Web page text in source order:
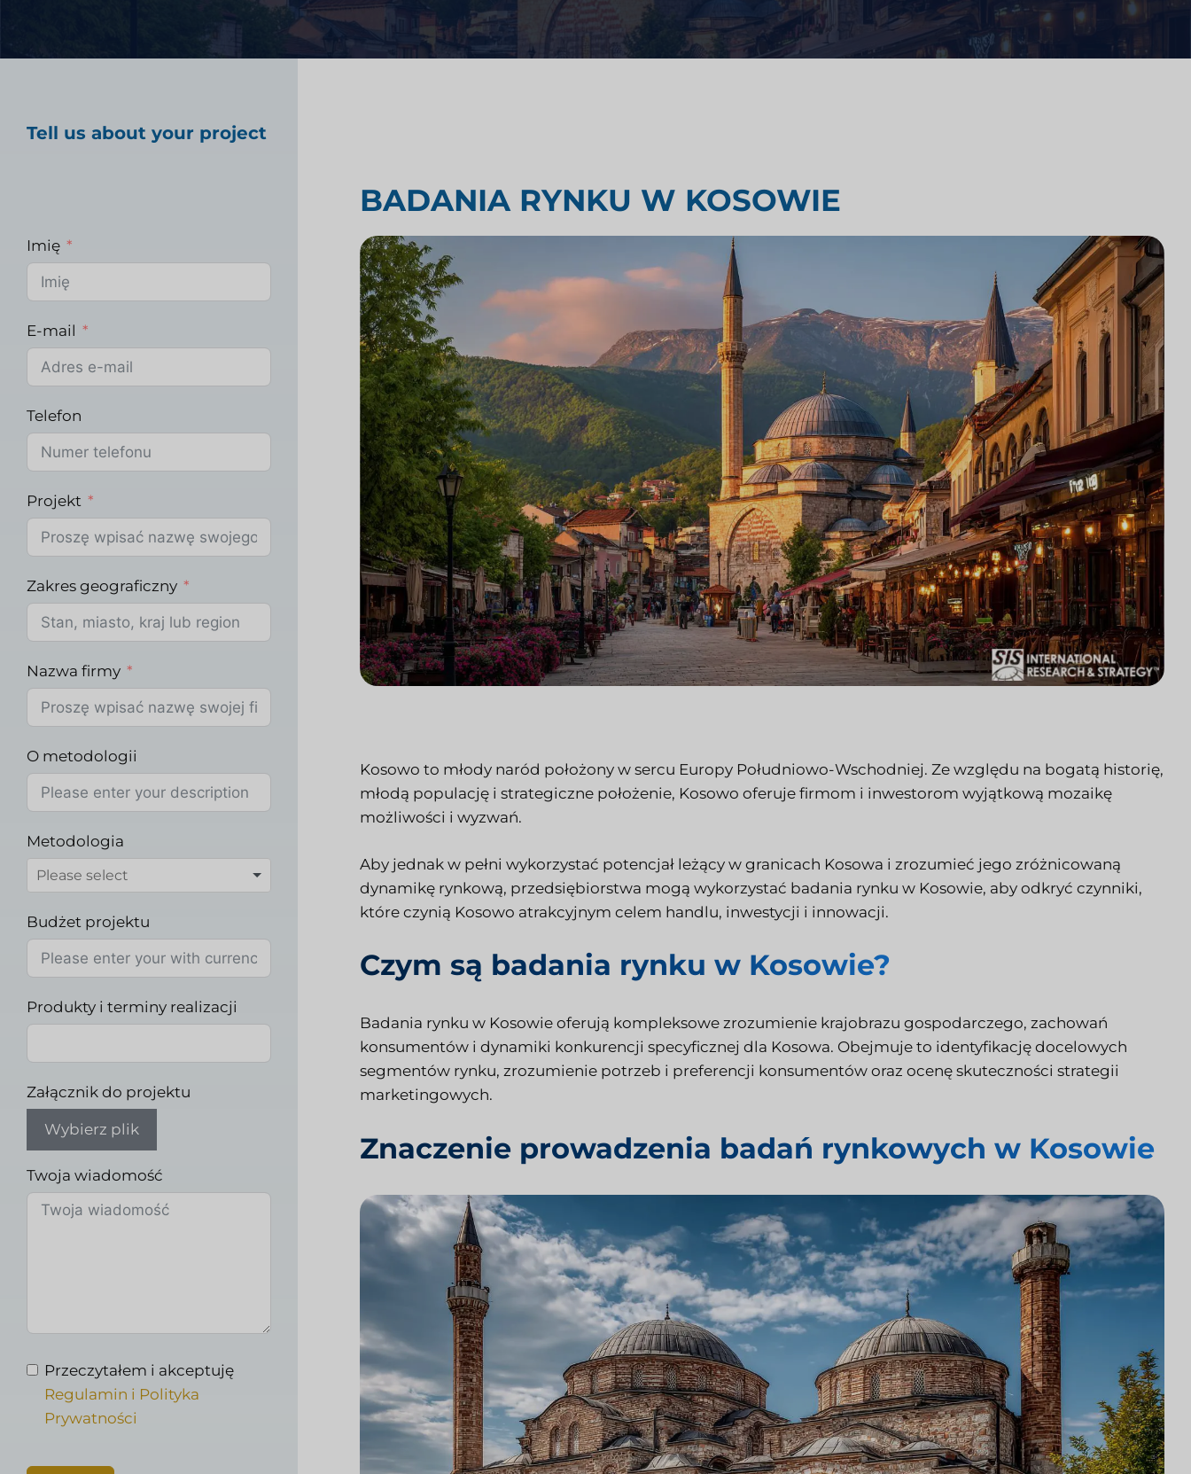
Badania rynku opieki zdrowotnej
Badania rynku przemysłowego
Badania oceny rynku
Analiza konkurencji kancelarii
Integracja technologii kancelarii
Badania rynku kancelarii prawnych
BADANIA RYNKU W KOSOWIE
Kosowo to młody naród położony w sercu Europy Południowo-Wschodniej. Ze względu na bogatą historię,
młodą populację i strategiczne położenie, Kosowo oferuje firmom i inwestorom wyjątkową mozaikę
możliwości i wyzwań.
Aby jednak w pełni wykorzystać potencjał leżący w granicach Kosowa i zrozumieć jego zróżnicowaną
dynamikę rynkową, przedsiębiorstwa mogą wykorzystać badania rynku w Kosowie, aby odkryć czynniki,
które czynią Kosowo atrakcyjnym celem handlu, inwestycji i innowacji.
Czym są badania rynku w Kosowie?
Badania rynku w Kosowie oferują kompleksowe zrozumienie krajobrazu gospodarczego, zachowań
konsumentów i dynamiki konkurencji specyficznej dla Kosowa. Obejmuje to identyfikację docelowych
segmentów rynku, zrozumienie potrzeb i preferencji konsumentów oraz ocenę skuteczności strategii
marketingowych.
Znaczenie prowadzenia badań rynkowych w Kosowie
Tell us about your project
Imię
E-mail
Telefon
Projekt
Zakres geograficzny
Nazwa firmy
O metodologii
Metodologia
Budżet projektu
Produkty i terminy realizacji
Załącznik do projektu
Wybierz plik
Twoja wiadomość
Przeczytałem i akceptuję
Regulamin i Polityka
Prywatności